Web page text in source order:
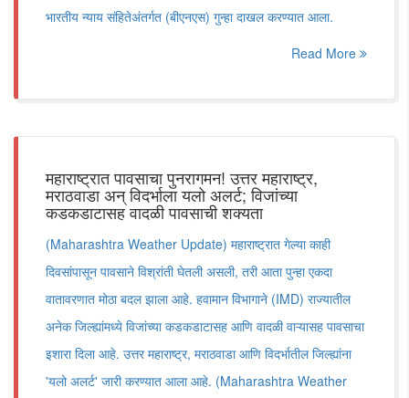
भारतीय न्याय संहितेअंतर्गत (बीएनएस) गुन्हा दाखल करण्यात आला.
Read More
महाराष्ट्रात पावसाचा पुनरागमन! उत्तर महाराष्ट्र,
मराठवाडा अन् विदर्भाला यलो अलर्ट; विजांच्या
कडकडाटासह वादळी पावसाची शक्यता
(Maharashtra Weather Update) महाराष्ट्रात गेल्या काही
दिवसांपासून पावसाने विश्रांती घेतली असली, तरी आता पुन्हा एकदा
वातावरणात मोठा बदल झाला आहे. हवामान विभागाने (IMD) राज्यातील
अनेक जिल्ह्यांमध्ये विजांच्या कडकडाटासह आणि वादळी वाऱ्यासह पावसाचा
इशारा दिला आहे. उत्तर महाराष्ट्र, मराठवाडा आणि विदर्भातील जिल्ह्यांना
'यलो अलर्ट' जारी करण्यात आला आहे. (Maharashtra Weather